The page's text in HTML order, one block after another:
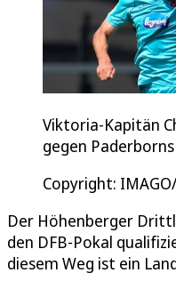
Viktoria-Kapitän
gegen
Copyright:
Der Höhenberger
den DFB-Pokal
diesem Weg ist ein